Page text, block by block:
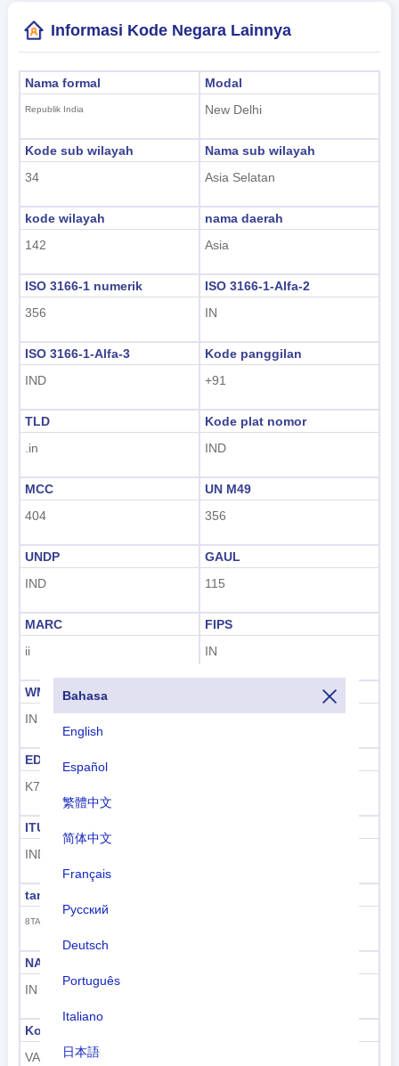
Bahasa
English
Español
繁體中文
简体中文
Français
Русский
Deutsch
Português
Italiano
日本語
Informasi Kode Negara Lainnya
Nama formal
Republik India
Modal
New Delhi
Kode sub wilayah
34
Nama sub wilayah
Asia Selatan
kode wilayah
142
nama daerah
Asia
ISO 3166-1 numerik
356
ISO 3166-1-Alfa-2
IN
ISO 3166-1-Alfa-3
IND
Kode panggilan
+91
TLD
.in
Kode plat nomor
IND
MCC
404
UN M49
356
UNDP
IND
GAUL
115
MARC
ii
FIPS
IN
WMO
IN
EDGAR
K7
ITU
IND
tanda panggilan ITU
8TA-8YZ, ATA-AWZ, VTA-VWZ
NATO dua huruf
IN
Kode bandara ICAO
VA, VE, VI, VO